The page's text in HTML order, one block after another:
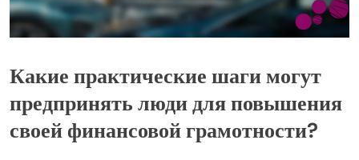
Какие практические шаги могут
предпринять люди для повышения
своей финансовой грамотности?